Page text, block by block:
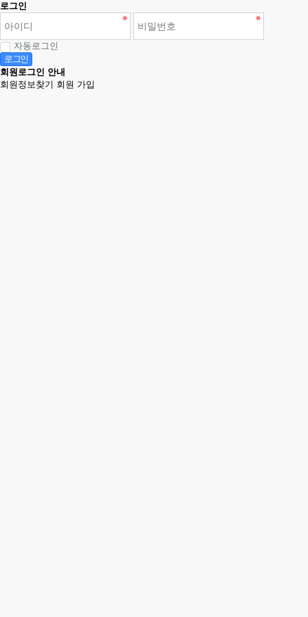
로그인
자동로그인
로그인
회원로그인 안내
회원정보찾기 회원 가입